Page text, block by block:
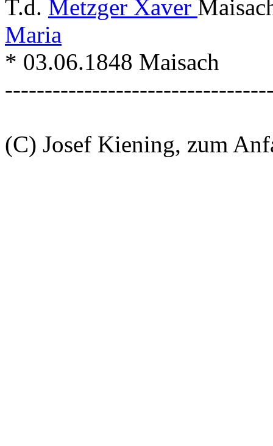
T.d. Metzger Xaver
Maria
* 03.06.1848 Maisach
(C) Josef Kiening, zum